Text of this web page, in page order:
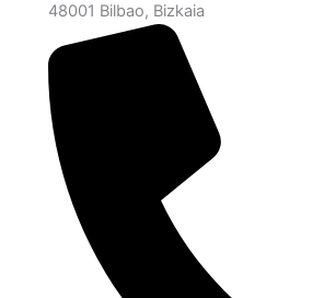
48001 Bilbao, Bizkaia